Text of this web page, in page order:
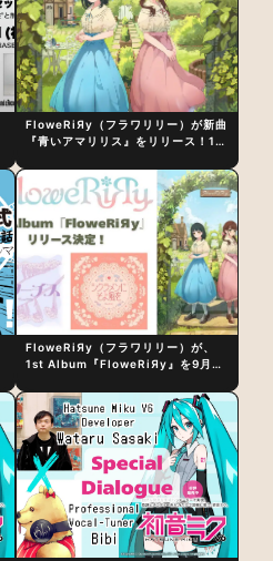
FloweRiЯy（フラワリリー）が新曲
『青いアマリリス』をリリース！1st
FloweRiЯy（フラワリリー）が、
1st Album『FloweRiЯy』を9月23